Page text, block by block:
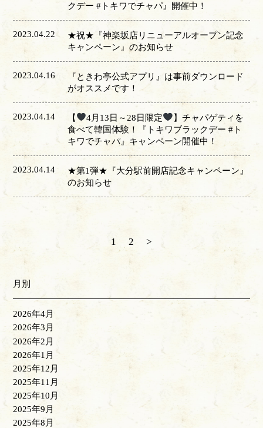
クデー #トキワでチャパ』開催中！
2023.04.22
★祝★『神楽坂店リニューアルオープン記念
キャンペーン』のお知らせ
2023.04.16
『ときわ亭公式アプリ』は事前ダウンロード
がオススメです！
2023.04.14 【 4月13日～28日限定
】チャパゲティを
食べて韓国体験！『トキワブラックデー #ト
キワでチャパ』キャンペーン開催中！
2023.04.14
★第1弾★『大分駅前開店記念キャンペーン』
のお知らせ
1 2 >
月別
2026年4月
2026年3月
2026年2月
2026年1月
2025年12月
2025年11月
2025年10月
2025年9月
2025年8月